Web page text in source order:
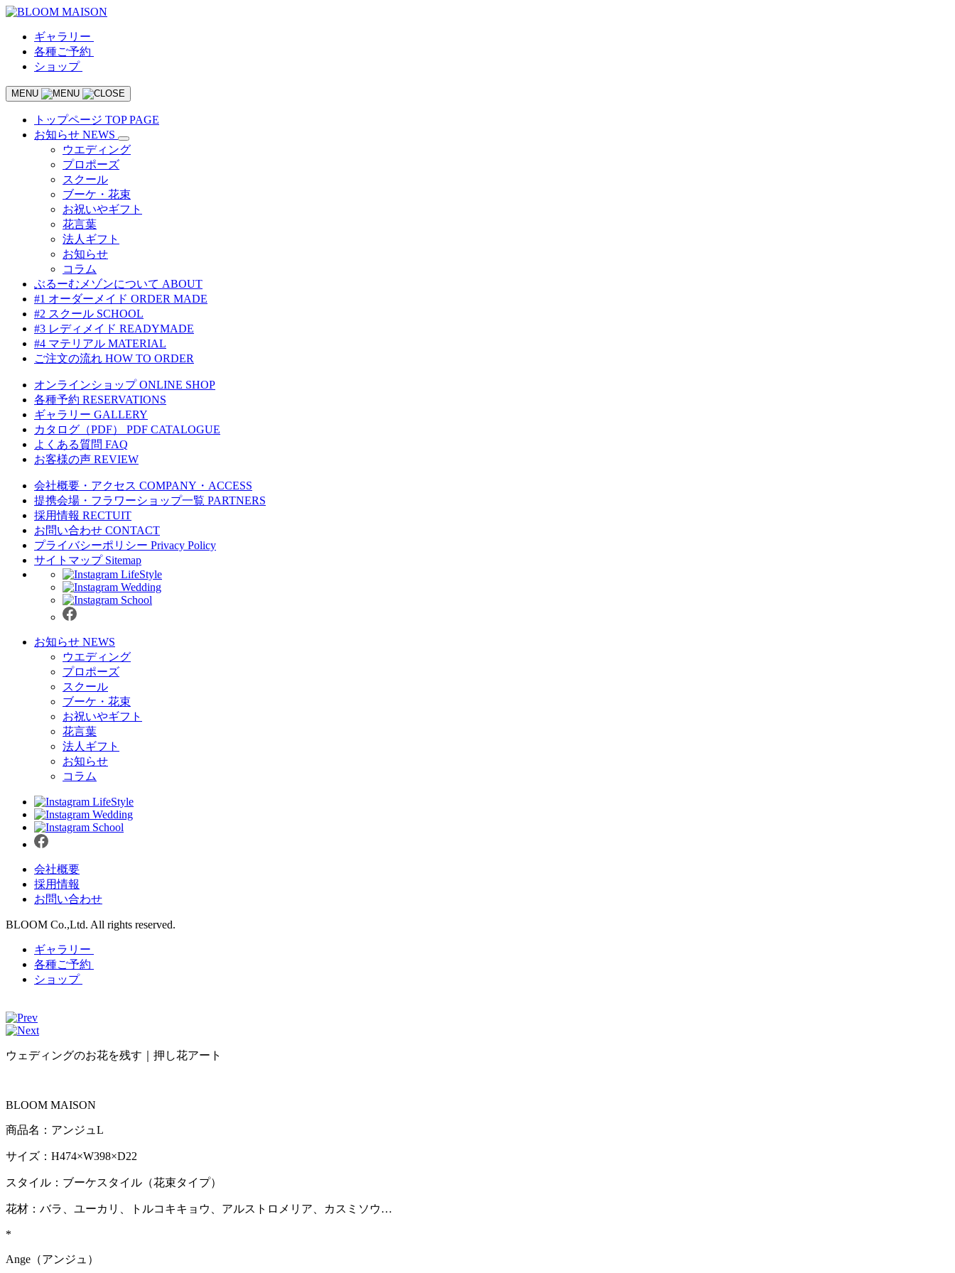
ギャラリー
各種ご予約
ショップ
MENU
トップページ TOP PAGE
お知らせ NEWS
ウエディング
プロポーズ
スクール
ブーケ・花束
お祝いやギフト
花言葉
法人ギフト
お知らせ
コラム
ぶるーむメゾンについて ABOUT
#1 オーダーメイド ORDER MADE
#2 スクール SCHOOL
#3 レディメイド READYMADE
#4 マテリアル MATERIAL
ご注文の流れ HOW TO ORDER
オンラインショップ ONLINE SHOP
各種予約 RESERVATIONS
ギャラリー GALLERY
カタログ（PDF）
PDF CATALOGUE
よくある質問 FAQ
お客様の声 REVIEW
会社概要・アクセス COMPANY・ACCESS
提携会場・フラワーショップ一覧 PARTNERS
採用情報 RECTUIT
お問い合わせ CONTACT
プライバシーポリシー Privacy Policy
サイトマップ Sitemap
LifeStyle
Wedding
School
お知らせ NEWS
ウエディング
プロポーズ
スクール
ブーケ・花束
お祝いやギフト
花言葉
法人ギフト
お知らせ
コラム
LifeStyle
Wedding
School
会社概要
採用情報
お問い合わせ
BLOOM Co.,Ltd. All rights reserved.
ギャラリー
各種ご予約
ショップ
ウェディングのお花を残す｜押し花アート
BLOOM MAISON
商品名：アンジュL
サイズ：H474×W398×D22
スタイル：ブーケスタイル（花束タイプ）
花材：バラ、ユーカリ、トルコキキョウ、アルストロメリア、カスミソウ…
*
Ange（アンジュ）